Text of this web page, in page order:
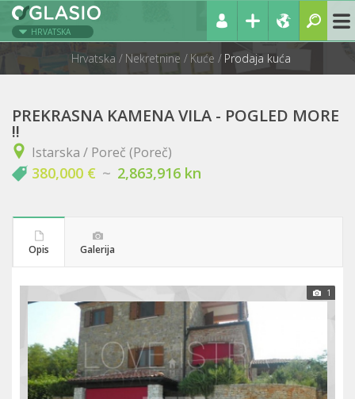
HRVATSKA
Hrvatska Nekretnine Kuće Prodaja kuća
PREKRASNA KAMENA VILA - POGLED MORE
!!
Istarska / Poreč (Poreč)
380,000 € ~ 2,863,916 kn
Opis Galerija
1